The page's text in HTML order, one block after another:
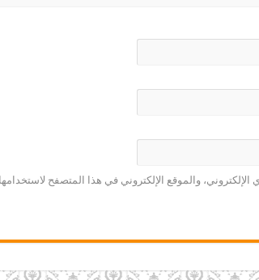
والموقع الإلكتروني في هذا المتصفح